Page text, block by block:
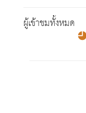
ผู้เข้าชมทั้งหมด